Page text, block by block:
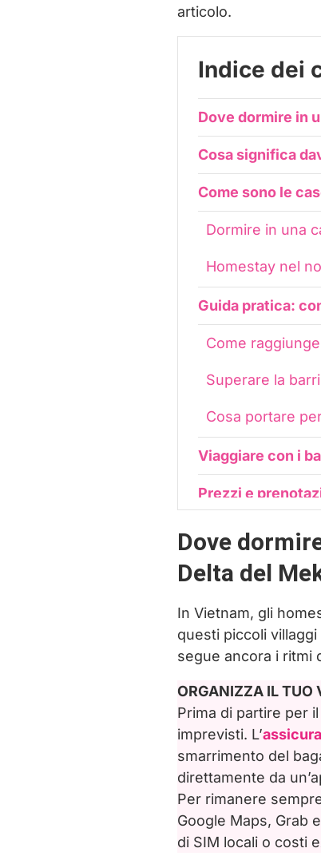
articolo.
Indice dei
Dove dormire in
Cosa significa
Come sono le
Dormire in una
Homestay nel
Guida pratica:
Come
Superare la
Cosa portare
Viaggiare con i
Prezzi e
Conclusioni:
Dove
Delta del
In Vietnam, gli
questi piccoli
segue ancora i ritmi
ORGANIZZA IL TUO
Prima di partire per
imprevisti. L’
smarrimento del
direttamente da
Per rimanere
Google Maps, Grab
di SIM locali o costi